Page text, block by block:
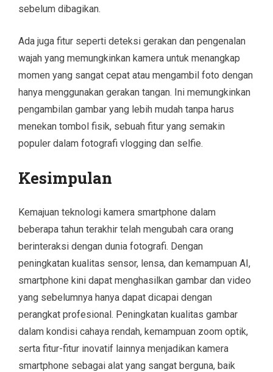
sebelum dibagikan.
Ada juga fitur seperti deteksi gerakan dan pengenalan
wajah yang memungkinkan kamera untuk menangkap
momen yang sangat cepat atau mengambil foto dengan
hanya menggunakan gerakan tangan. Ini memungkinkan
pengambilan gambar yang lebih mudah tanpa harus
menekan tombol fisik, sebuah fitur yang semakin
populer dalam fotografi vlogging dan selfie.
Kesimpulan
Kemajuan teknologi kamera smartphone dalam
beberapa tahun terakhir telah mengubah cara orang
berinteraksi dengan dunia fotografi. Dengan
peningkatan kualitas sensor, lensa, dan kemampuan AI,
smartphone kini dapat menghasilkan gambar dan video
yang sebelumnya hanya dapat dicapai dengan
perangkat profesional. Peningkatan kualitas gambar
dalam kondisi cahaya rendah, kemampuan zoom optik,
serta fitur-fitur inovatif lainnya menjadikan kamera
smartphone sebagai alat yang sangat berguna, baik